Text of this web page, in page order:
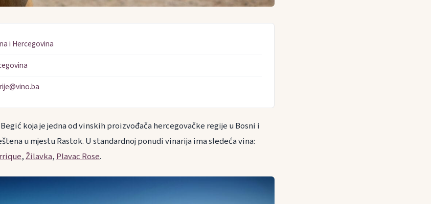
i Hercegovina
koja je jedna od vinskih proizvođača hercegovačke regije u Bosni i
u mjestu Rastok. U standardnoj ponudi vinarija ima sledeća vina:
,Žilavka,Plavac Rose.